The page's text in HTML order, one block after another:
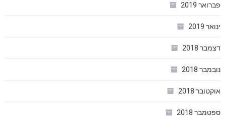
פברואר 2019
ינואר 2019
דצמבר 2018
נובמבר 2018
אוקטובר 2018
ספטמבר 2018